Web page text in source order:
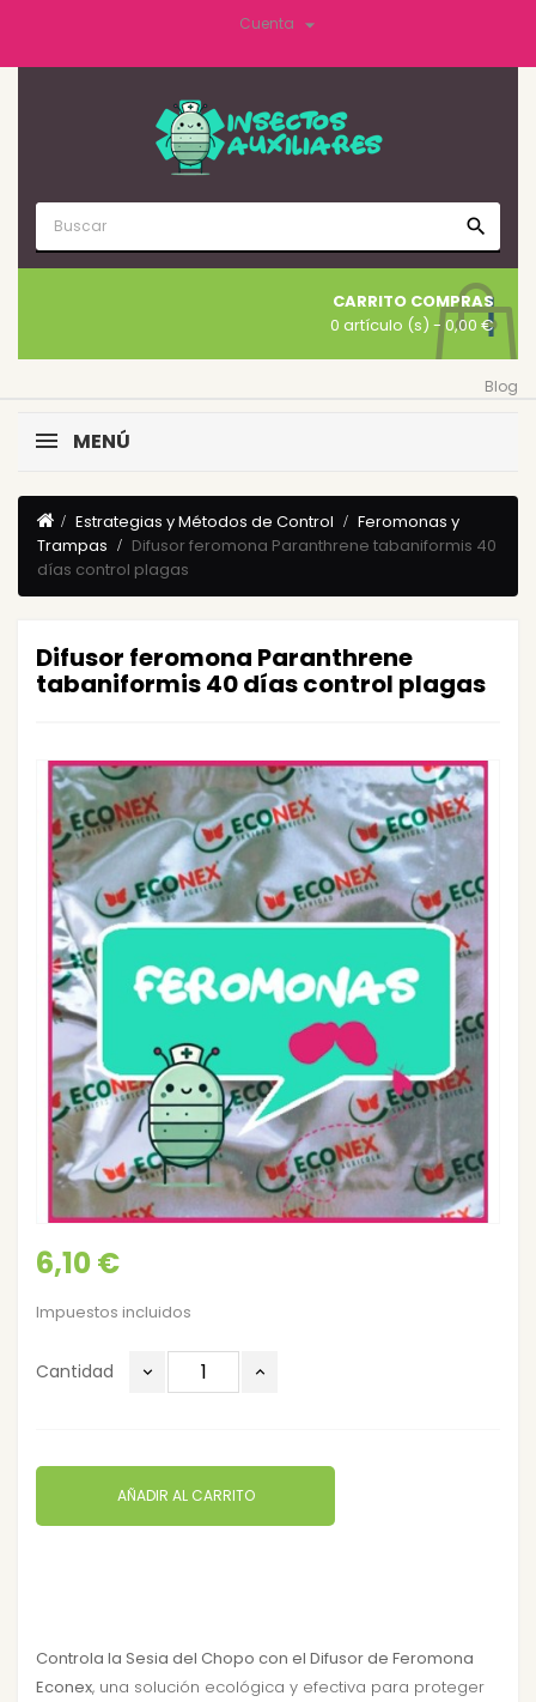
Cuenta 
search
CARRITO COMPRAS
0 artículo (s) - 0,00 €
Blog
MENÚ
Estrategias y Métodos de Control
Feromonas y
Trampas
Difusor feromona Paranthrene tabaniformis 40
días control plagas
Difusor feromona Paranthrene
tabaniformis 40 días control plagas
6,10 €
Impuestos incluidos
Cantidad
AÑADIR AL CARRITO
Controla la Sesia del Chopo con el Difusor de Feromona
Econex, una solución ecológica y efectiva para proteger